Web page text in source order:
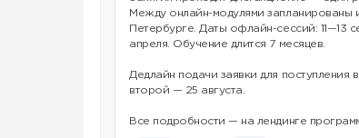
Между онлайн-модулями запланированы
Петербурге. Даты офлайн-сессий: 11—13
апреля. Обучение длится 7 месяцев.
Дедлайн подачи заявки для поступления
второй — 25 августа.
Все подробности — на лендинге